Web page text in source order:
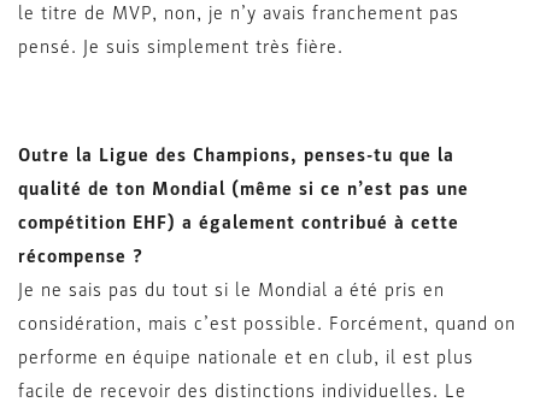
le titre de MVP, non, je n’y avais franchement pas
pensé. Je suis simplement très fière.
Outre la Ligue des Champions, penses-tu que la
qualité de ton Mondial (même si ce n’est pas une
compétition EHF) a également contribué à cette
récompense ?
Je ne sais pas du tout si le Mondial a été pris en
considération, mais c’est possible. Forcément, quand on
performe en équipe nationale et en club, il est plus
facile de recevoir des distinctions individuelles. Le